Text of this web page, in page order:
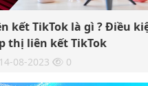
kết TikTok là gì ? Điều
thị liên kết TikTok
14-08-2023 0